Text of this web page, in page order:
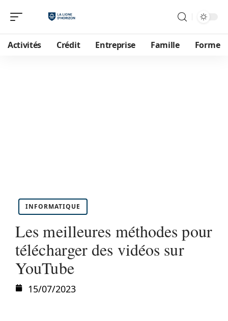
Activités Crédit Entreprise Famille Forme
INFORMATIQUE
Les meilleures méthodes pour
télécharger des vidéos sur
YouTube
15/07/2023